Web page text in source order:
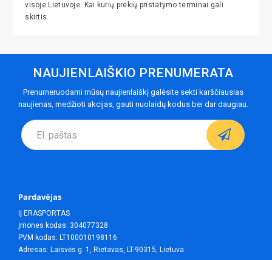
visoje Lietuvoje. Kai kurių prekių pristatymo terminai gali
skirtis.
NAUJIENLAIŠKIO PRENUMERATA
Prenumeruodami mūsų naujienlaiškį galėsite sekti karščiausias
naujienas, medžioti akcijas, gauti nuolaidų kodus bei dar daugiau.
Pardavėjas
IĮ ERASPORTAS
Įmones kodas: 304077328
PVM kodas: LT100010198116
Adresas: Laisvės g. 1, Rietavas, LT-90315, Lietuva